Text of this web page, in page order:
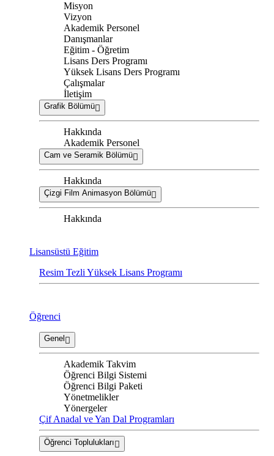
Misyon
Vizyon
Akademik Personel
Danışmanlar
Eğitim - Öğretim
Lisans Ders Programı
Yüksek Lisans Ders Programı
Çalışmalar
İletişim
Grafik Bölümü
Hakkında
Akademik Personel
Cam ve Seramik Bölümü
Hakkında
Çizgi Film Animasyon Bölümü
Hakkında
Lisansüstü Eğitim
Resim Tezli Yüksek Lisans Programı
Öğrenci
Genel
Akademik Takvim
Öğrenci Bilgi Sistemi
Öğrenci Bilgi Paketi
Yönetmelikler
Yönergeler
Çif Anadal ve Yan Dal Programları
Öğrenci Toplulukları